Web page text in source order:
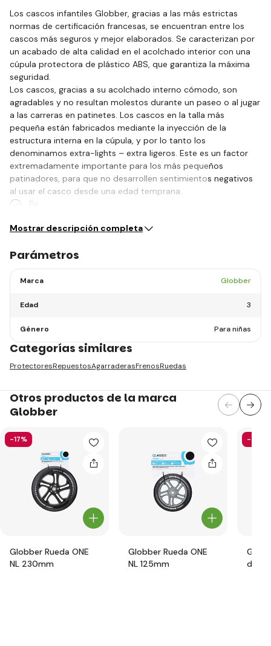
Los cascos infantiles Globber, gracias a las más estrictas
normas de certificación francesas, se encuentran entre los
cascos más seguros y mejor elaborados. Se caracterizan por
un acabado de alta calidad en el acolchado interior con una
cúpula protectora de plástico ABS, que garantiza la máxima
seguridad.
Los cascos, gracias a su acolchado interno cómodo, son
agradables y no resultan molestos durante un paseo o al jugar
a las carreras en patinetes. Los cascos en la talla más
pequeña están fabricados mediante la inyección de la
estructura interna en la cúpula, y por lo tanto los
denominamos extra-lights – extra ligeros. Este es un factor
extremadamente importante para los más pequeños
patinadores, para que no desarrollen sentimientos negativos
al usar el casco desde una edad temprana.
Pe…
Mostrar descripción completa
Parámetros
Marca Globber
Edad 3
Género Para niñas
Categorías similares
ProtectoresRepuestosAgarraderasFrenosRuedas
Otros productos de la marca
Globber
-17%
Globber Rueda ONE
NL 230mm
Globber Rueda ONE
NL 125mm
-58%
de